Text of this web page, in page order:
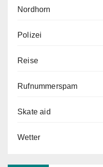
Nordhorn
Polizei
Reise
Rufnummerspam
Skate aid
Wetter